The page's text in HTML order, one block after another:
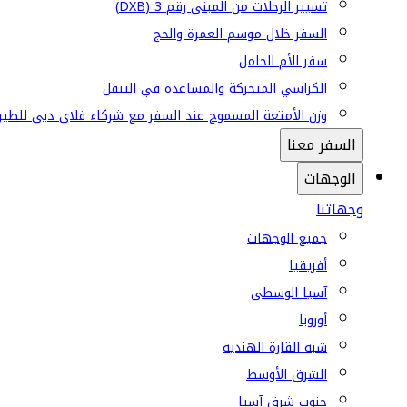
تسيير الرحلات من المبنى رقم 3 (DXB)
السفر خلال موسم العمرة والحج
سفر الأم الحامل
الكراسي المتحركة والمساعدة في التنقل
وزن الأمتعة المسموح عند السفر مع شركاء فلاي دبي
السفر معنا
الوجهات
وجهاتنا
جميع الوجهات
أفريقيا
آسيا الوسطى
أوروبا
شبه القارة الهندية
الشرق الأوسط
جنوب شرق آسيا